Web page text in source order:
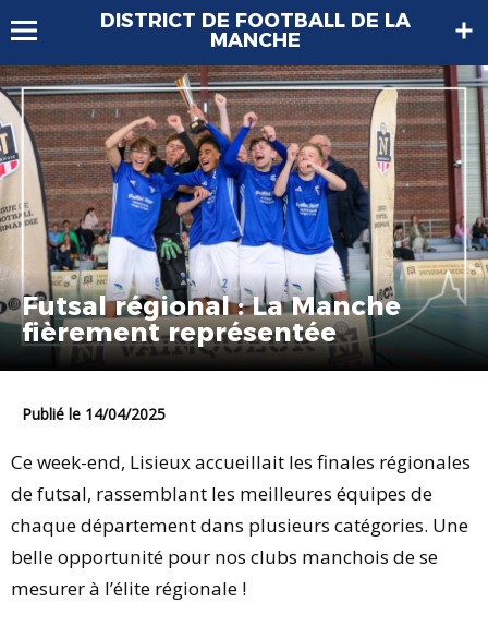
DISTRICT DE FOOTBALL DE LA
MANCHE
Futsal régional : La Manche
fièrement représentée
Publié le 14/04/2025
Ce week-end, Lisieux accueillait les finales régionales
de futsal, rassemblant les meilleures équipes de
chaque département dans plusieurs catégories. Une
belle opportunité pour nos clubs manchois de se
mesurer à l’élite régionale !